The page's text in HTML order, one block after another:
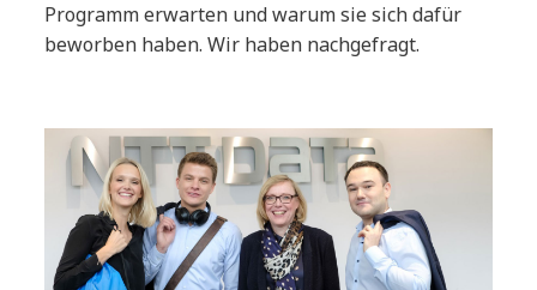
Programm erwarten und warum sie sich dafür
beworben haben. Wir haben nachgefragt.